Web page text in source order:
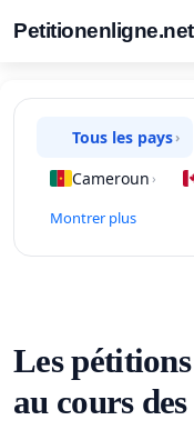
Petitionenligne.net
Tous les pays›
Cameroun ›
Montrer plus
Les
au cours